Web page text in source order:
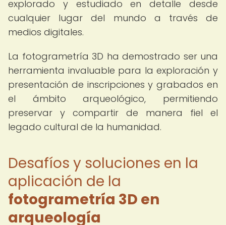
explorado y estudiado en detalle desde
cualquier lugar del mundo a través de
medios digitales.
La fotogrametría 3D ha demostrado ser una
herramienta invaluable para la exploración y
presentación de inscripciones y grabados en
el ámbito arqueológico, permitiendo
preservar y compartir de manera fiel el
legado cultural de la humanidad.
Desafíos y soluciones en la
aplicación de la
fotogrametría 3D en
arqueología